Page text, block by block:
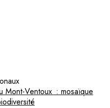
Mont-Ventoux : mosaïque